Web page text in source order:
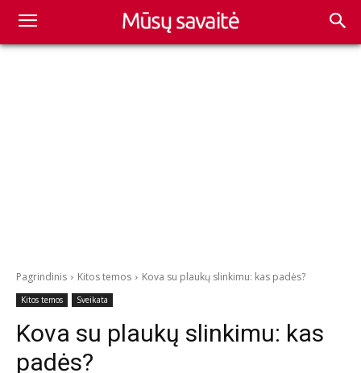
Pagrindinis Kitos temos Kova su plaukų slinkimu: kas padės?
Kitos temos Sveikata
Kova su plaukų slinkimu: kas
padės?